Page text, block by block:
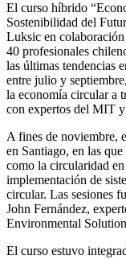
El curso híbrido
Sostenibilidad del
Luksic en
40 profesionales
las últimas tendencias
entre julio y
la economía circular a
con expertos del MIT y
A fines de noviembre,
en Santiago, en las
como la circularidad
implementación de
circular. Las sesiones
John Fernández,
Environmental
El curso estuvo